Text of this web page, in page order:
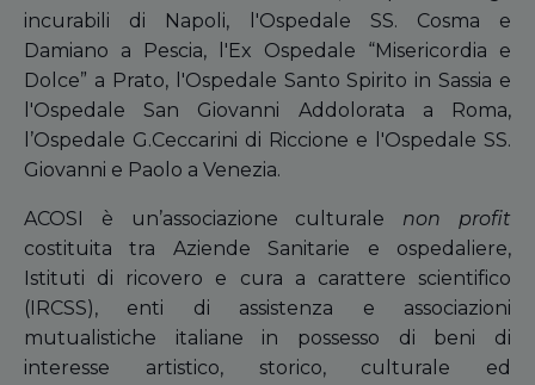
incurabili di Napoli, l'Ospedale SS. Cosma e
Damiano a Pescia, l'Ex Ospedale “Misericordia e
Dolce” a Prato, l'Ospedale Santo Spirito in Sassia e
l'Ospedale San Giovanni Addolorata a Roma,
l’Ospedale G.Ceccarini di Riccione e l'Ospedale SS.
Giovanni e Paolo a Venezia.
ACOSI è un’associazione culturale non profit
costituita tra Aziende Sanitarie e ospedaliere,
Istituti di ricovero e cura a carattere scientifico
(IRCSS), enti di assistenza e associazioni
mutualistiche italiane in possesso di beni di
interesse artistico, storico, culturale ed